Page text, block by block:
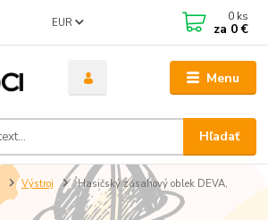
Menu
EUR
Hľadať
0 ks
za 0 €
Výstroj
Hasičský zásahový oblek DEVA,